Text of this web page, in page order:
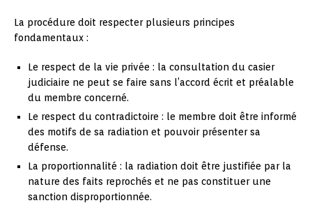
La procédure doit respecter plusieurs principes
fondamentaux :
Le respect de la vie privée : la consultation du casier
judiciaire ne peut se faire sans l’accord écrit et préalable
du membre concerné.
Le respect du contradictoire : le membre doit être informé
des motifs de sa radiation et pouvoir présenter sa
défense.
La proportionnalité : la radiation doit être justifiée par la
nature des faits reprochés et ne pas constituer une
sanction disproportionnée.